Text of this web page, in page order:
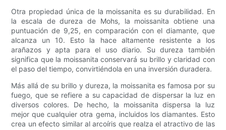
Otra propiedad única de la moissanita es su durabilidad. En
la escala de dureza de Mohs, la moissanita obtiene una
puntuación de 9,25, en comparación con el diamante, que
alcanza un 10. Esto la hace altamente resistente a los
arañazos y apta para el uso diario. Su dureza también
significa que la moissanita conservará su brillo y claridad con
el paso del tiempo, convirtiéndola en una inversión duradera.
Más allá de su brillo y dureza, la moissanita es famosa por su
fuego, que se refiere a su capacidad de dispersar la luz en
diversos colores. De hecho, la moissanita dispersa la luz
mejor que cualquier otra gema, incluidos los diamantes. Esto
crea un efecto similar al arcoíris que realza el atractivo de las